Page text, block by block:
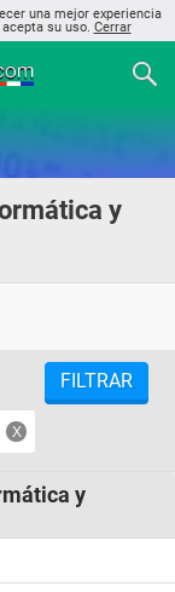
una mejor experiencia
su uso. Cerrar
y
FILTRAR
y